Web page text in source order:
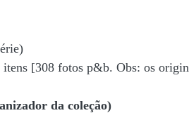
itens [308 fotos p&b. Obs: os
da coleção)